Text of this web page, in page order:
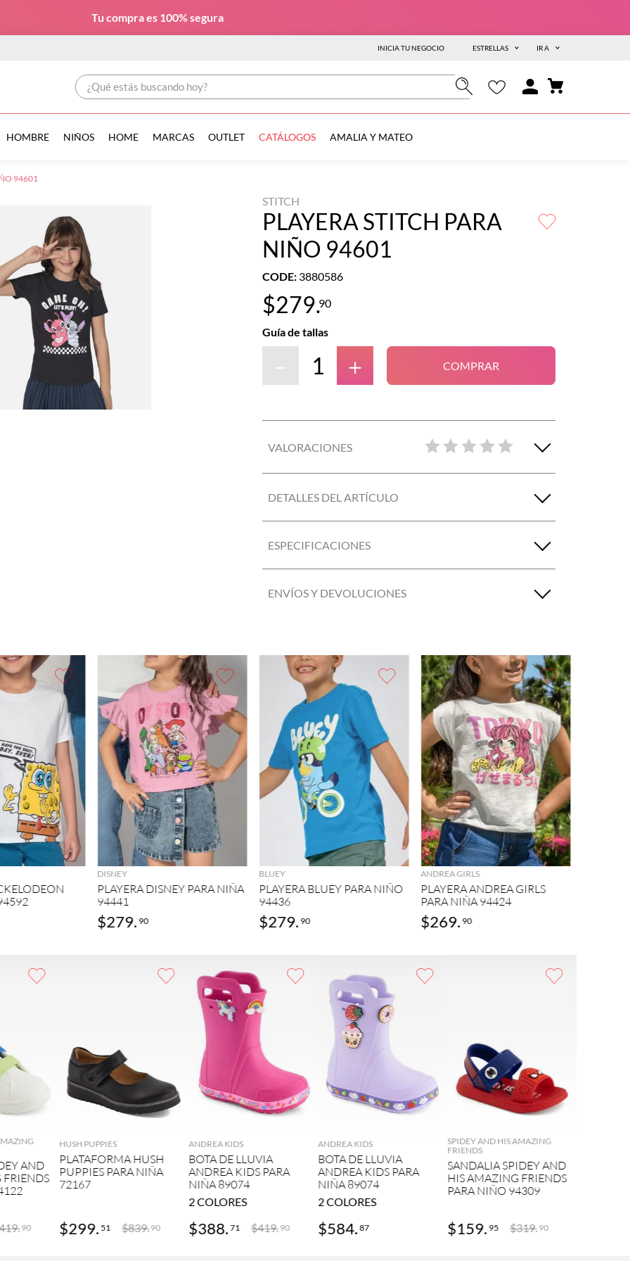
Tu compra es 100% segura
INICIA TU NEGOCIO ESTRELLAS IR A
¿Qué estás buscando hoy?
HOMBRE NIÑOS HOME MARCAS OUTLET CATÁLOGOS AMALIA Y MATEO
94601
STITCH
PLAYERA STITCH PARA
NIÑO 94601
CODE: 3880586
$279.90
Guía de tallas
＋
－ COMPRAR
VALORACIONES
DETALLES DEL ARTÍCULO
ESPECIFICACIONES
ENVÍOS Y DEVOLUCIONES
AGREGAR
DISNEY
PLAYERA DISNEY PARA NIÑA
94441
$279. 90
AGREGAR
BLUEY
PLAYERA BLUEY PARA NIÑO
94436
$279. 90
AGREGAR
ANDREA GIRLS
PLAYERA ANDREA GIRLS
PARA NIÑA 94424
$269. 90
AND
.90
AGREGAR
HUSH PUPPIES
PLATAFORMA HUSH
PUPPIES PARA NIÑA
72167
$299. 51 $839. 90
AGREGAR
ANDREA KIDS
BOTA DE LLUVIA
ANDREA KIDS PARA
NIÑA 89074
2COLORES
$388.71 $419. 90
AGREGAR
ANDREA KIDS
BOTA DE LLUVIA
ANDREA KIDS PARA
NIÑA 89074
2COLORES
$584.87
AGREGAR
SPIDEY AND HIS AMAZING
FRIENDS
SANDALIA SPIDEY AND
HIS AMAZING FRIENDS
PARA NIÑO 94309
$159. 95 $319. 90